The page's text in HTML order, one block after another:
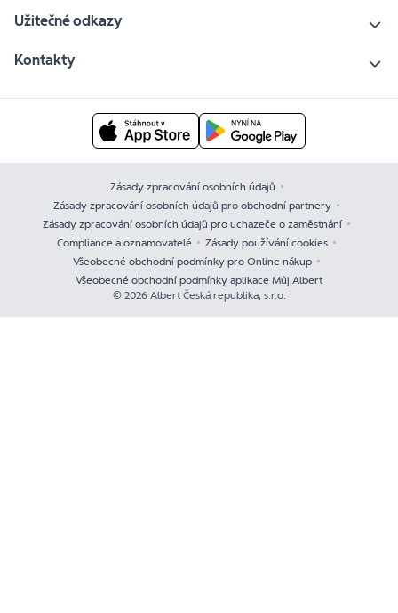
Užitečné odkazy
Kontakty
Zásady zpracování osobních údajů
Zásady zpracování osobních údajů pro obchodní partnery
Zásady zpracování osobních údajů pro uchazeče o zaměstnání
Compliance a oznamovatelé
Zásady používání cookies
Všeobecné obchodní podmínky pro Online nákup
Všeobecné obchodní podmínky aplikace Můj Albert
© 2026 Albert Česká republika, s.r.o.